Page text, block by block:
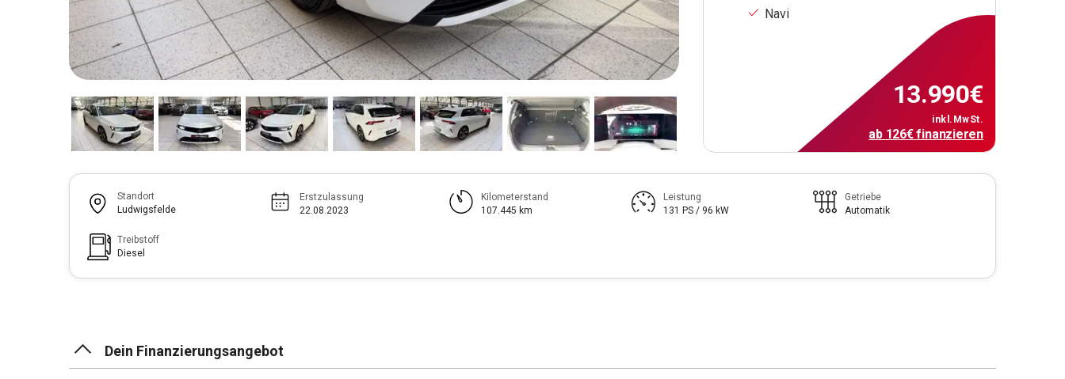
Navi
13.990€
inkl.MwSt.
ab 126€finanzieren
Standort
Ludwigsfelde
Erstzulassung
22.08.2023
Kilometerstand
107.445 km
Leistung
131 PS / 96 kW
Getriebe
Automatik
Treibstoff
Diesel
Dein Finanzierungsangebot